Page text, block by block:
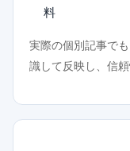
料
実際の個別記事で
識して反映し、信